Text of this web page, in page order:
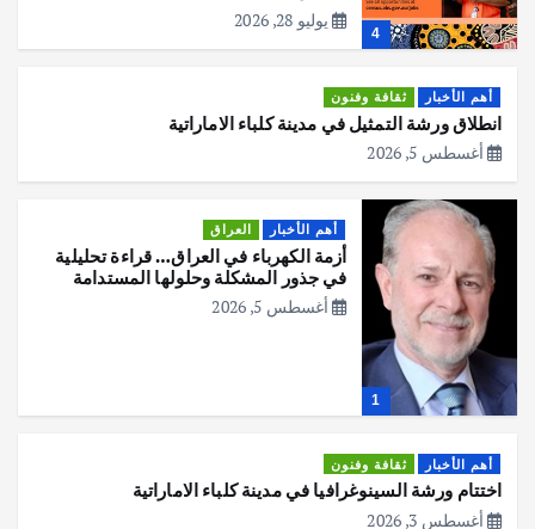
4
يوليو 28, 2026
أهم الأخبار ثقافة وفنون
انطلاق ورشة التمثيل في مدينة كلباء الاماراتية
أغسطس 5, 2026
1
أهم الأخبار العراق
أزمة الكهرباء في العراق… قراءة تحليلية
في جذور المشكلة وحلولها المستدامة
أغسطس 5, 2026
أهم الأخبار ثقافة وفنون
اختتام ورشة السينوغرافيا في مدينة كلباء الاماراتية
أغسطس 3, 2026